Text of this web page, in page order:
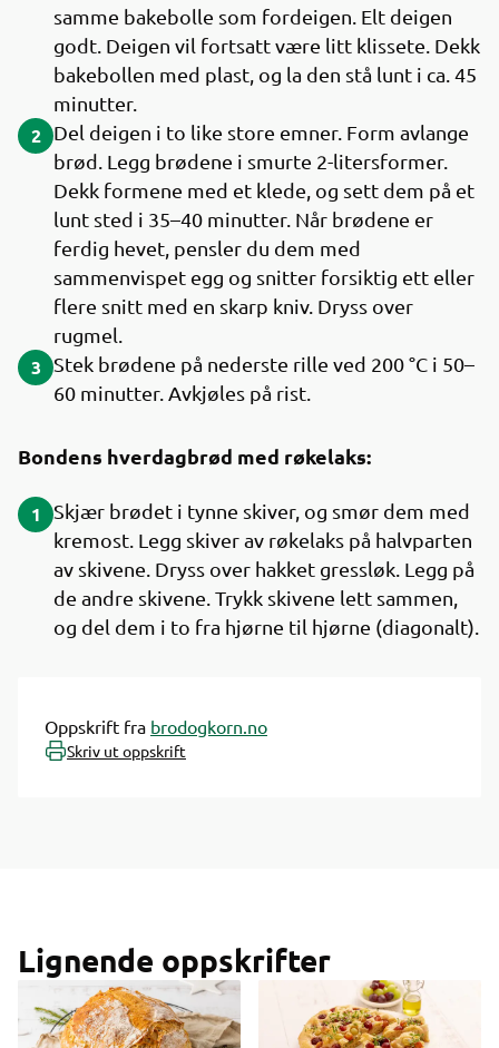
samme bakebolle som fordeigen. Elt deigen
godt. Deigen vil fortsatt være litt klissete. Dekk
bakebollen med plast, og la den stå lunt i ca. 45
minutter.
2 Del deigen i to like store emner. Form avlange
brød. Legg brødene i smurte 2-litersformer.
Dekk formene med et klede, og sett dem på et
lunt sted i 35–40 minutter. Når brødene er
ferdig hevet, pensler du dem med
sammenvispet egg og snitter forsiktig ett eller
flere snitt med en skarp kniv. Dryss over
rugmel.
3
Stek brødene på nederste rille ved 200 °C i 50–
60 minutter. Avkjøles på rist.
Bondens hverdagbrød med røkelaks:
1
Skjær brødet i tynne skiver, og smør dem med
kremost. Legg skiver av røkelaks på halvparten
av skivene. Dryss over hakket gressløk. Legg på
de andre skivene. Trykk skivene lett sammen,
og del dem i to fra hjørne til hjørne (diagonalt).
Oppskrift fra brodogkorn.no
Skriv ut oppskrift
Lignende oppskrifter